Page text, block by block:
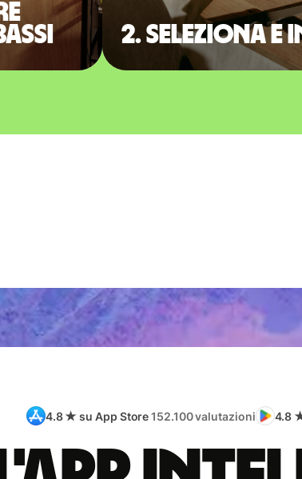
2. Seleziona e
4.8 ★ su App Store152.100 valutazioni 4.8